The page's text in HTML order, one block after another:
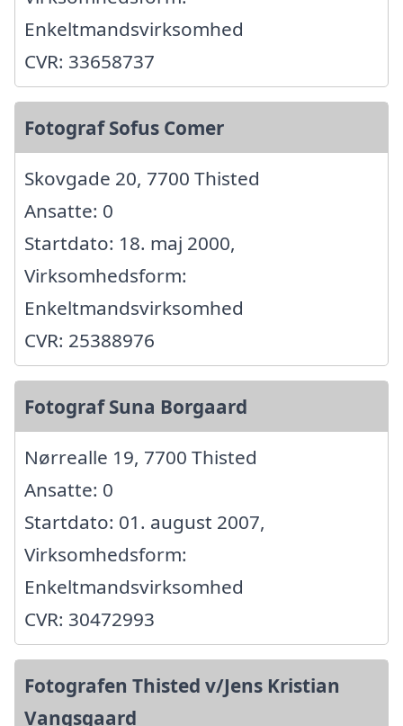
Enkeltmandsvirksomhed
CVR: 33658737
Fotograf Sofus Comer
Skovgade 20, 7700 Thisted
Ansatte: 0
Startdato: 18. maj 2000,
Virksomhedsform:
Enkeltmandsvirksomhed
CVR: 25388976
Fotograf Suna Borgaard
Nørrealle 19, 7700 Thisted
Ansatte: 0
Startdato: 01. august 2007,
Virksomhedsform:
Enkeltmandsvirksomhed
CVR: 30472993
Fotografen Thisted v/Jens Kristian
Vangsgaard